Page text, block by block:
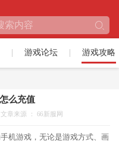
游戏论坛 游戏攻略
么充值
文章来源 ： 66新服网
机游戏，无论是游戏方式、画